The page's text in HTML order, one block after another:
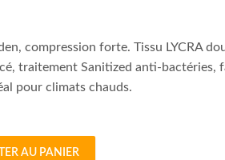
compression forte. Tissu LYCRA
traitement Sanitized anti-bactéries,
pour climats chauds.
AU PANIER